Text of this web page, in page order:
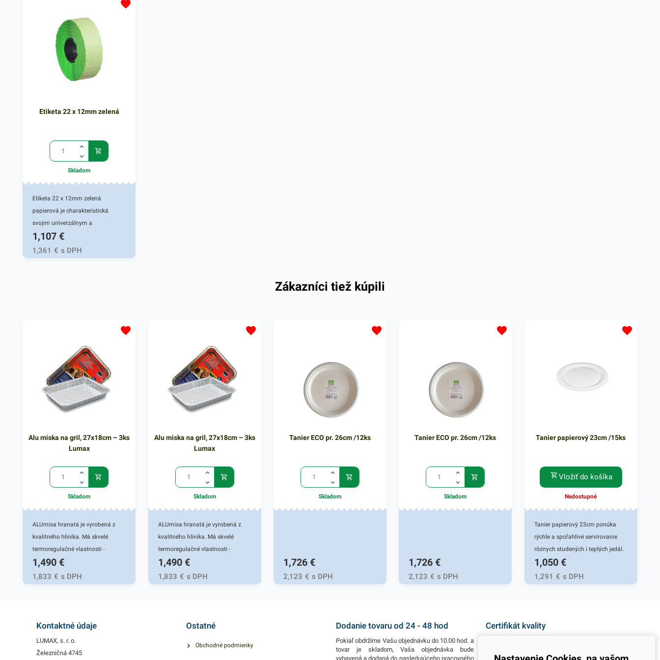
môžete označiť podľa vašej
potreby. Vďaka etiketám budú
vaše predmety vždy rýchlo a
prehľadne označené. V našej
širokej ponuke produktov nájdete
ďalšie podobné príslušenstvo.
Etiketa 22 x 12mm zelená
Skladom
Etiketa 22 x 12mm zelená
papierová je charakteristická
svojim univerzálnym a
všestranným využitím. Používa sa
či samostatne, alebo do
etiketovacích klieští, ktoré sa
môžete označiť podľa vašej
potreby. Vďaka etiketám budú
vaše predmety vždy rýchlo a
prehľadne označené. V našej
širokej ponuke produktov nájdete
ďalšie podobné príslušenstvo.
1,107 €
1,361 € s DPH
Zákazníci tiež kúpili
Alu miska na gril, 27x18cm – 3ks
Lumax
Skladom
ALUmisa hranatá je vyrobená z
kvalitného hliníka. Má skvelé
termoregulačné vlastnosti -
výborne drží teplo a pomôže
udržať váš pokrm teplý po celú
dobu. Rozmery 32,3 x 26,2 x
1,490 €
1,833 € s DPH
Alu miska na gril, 27x18cm – 3ks
Lumax
Skladom
ALUmisa hranatá je vyrobená z
kvalitného hliníka. Má skvelé
termoregulačné vlastnosti -
výborne drží teplo a pomôže
udržať váš pokrm teplý po celú
dobu. Rozmery 32,3 x 26,2 x
1,490 €
1,833 € s DPH
Tanier ECO pr. 26cm /12ks
Skladom
1,726 €
2,123 € s DPH
Tanier ECO pr. 26cm /12ks
Skladom
1,726 €
2,123 € s DPH
Tanier papierový 23cm /15ks
Vložiť do košíka
Nedostupné
Tanier papierový 23cm ponúka
rýchle a spoľahlivé servírovanie
rôznych studených i teplých jedál.
Je vyrobený z bio materiálu PAP -
100% celulóza z pevných
papierových ekologických vlákien,
rôznych jedál a potravinových
1,050 €
1,291 € s DPH
Kontaktné údaje
LUMAX, s. r. o.
Železničná 4745
Ostatné
Obchodné podmienky
Dodanie tovaru od 24 - 48 hod
Pokiaľ obdržíme Vašu objednávku do 10.00 hod. a
tovar je skladom, Vaša objednávka bude
vybavená a dodaná do nasledujúceho pracovného
Certifikát kvality
jeden z dôležitých ukazovateľov zodpovedného